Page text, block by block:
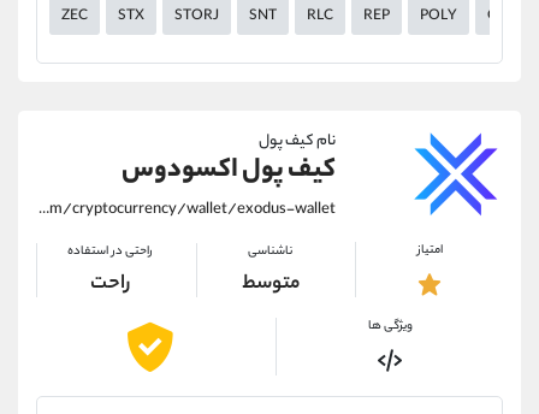
ZEC STX STORJ SNT RLC REP POLY OMG
نام کیف پول
کیف پول اکسودوس
https://alirezamehrabi.com/cryptocurrency/wallet/exodus-wallet
امتیاز ناشناسی
متوسط
راحتی در استفاده
راحت
ویژگی ها